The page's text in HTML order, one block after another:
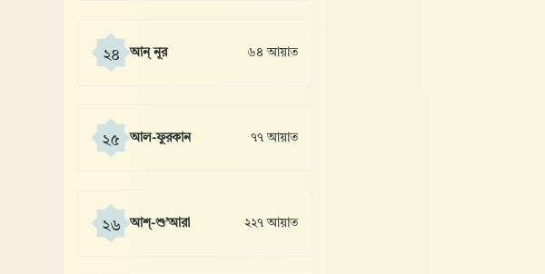
২৪ আন্ নূর ৬৪ আয়াত
২৫ আল-ফুরকান ৭৭ আয়াত
২৬ আশ্-শু’আরা ২২৭ আয়াত